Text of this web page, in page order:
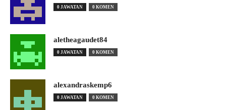
0 JAWATAN 0 KOMEN
aletheagaudet84
0 JAWATAN 0 KOMEN
alexandraskemp6
0 JAWATAN 0 KOMEN